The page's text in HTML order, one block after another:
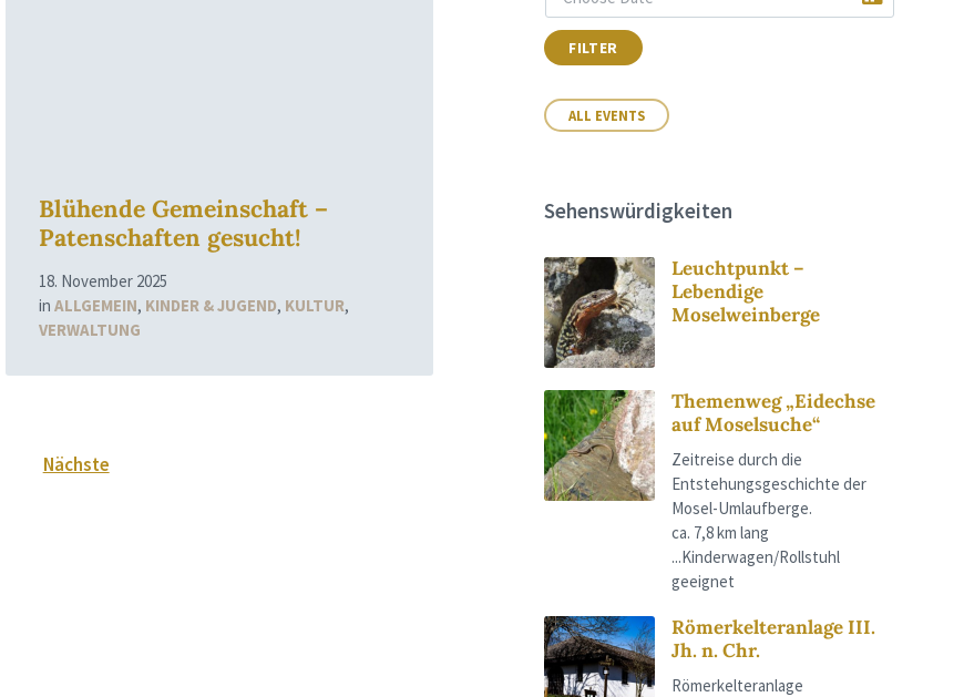
Blühende Gemeinschaft –
Patenschaften gesucht!
18. November 2025
in ALLGEMEIN, KINDER & JUGEND, KULTUR,
VERWALTUNG
Nächste
FILTER
ALL EVENTS
Sehenswürdigkeiten
Leuchtpunkt –
Lebendige
Moselweinberge
Themenweg „Eidechse
auf Moselsuche“
Zeitreise durch die
Entstehungsgeschichte der
Mosel-Umlaufberge.
ca. 7,8 km lang
...Kinderwagen/Rollstuhl
geeignet
Römerkelteranlage III.
Jh. n. Chr.
Römerkelteranlage